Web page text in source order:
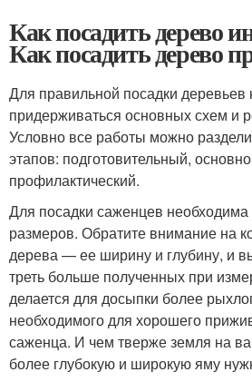
Как посадить дерево
Как посадить дерево
Для правильной посадки деревьев
придерживаться основных схем и
Условно все работы можно
этапов: подготовительный,
профилактический.
Для посадки саженцев
размеров. Обратите внимание на
дерева — ее ширину и глубину, и
треть больше полученных при
делается для досыпки более
необходимого для хорошего
саженца. И чем тверже земля на
более глубокую и широкую яму